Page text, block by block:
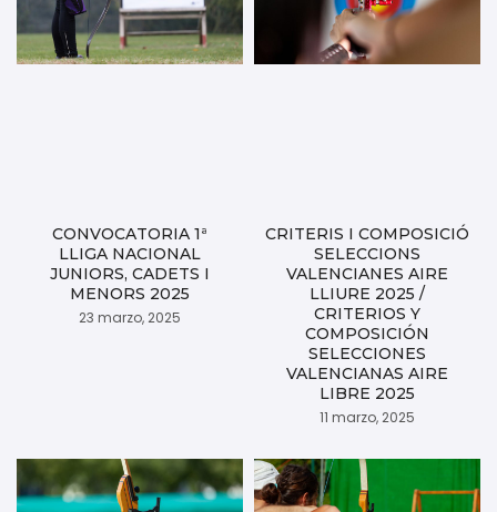
CONVOCATORIA 1ª
LLIGA NACIONAL
JUNIORS, CADETS I
MENORS 2025
23 marzo, 2025
CRITERIS I COMPOSICIÓ
SELECCIONS
VALENCIANES AIRE
LLIURE 2025 /
CRITERIOS Y
COMPOSICIÓN
SELECCIONES
VALENCIANAS AIRE
LIBRE 2025
11 marzo, 2025